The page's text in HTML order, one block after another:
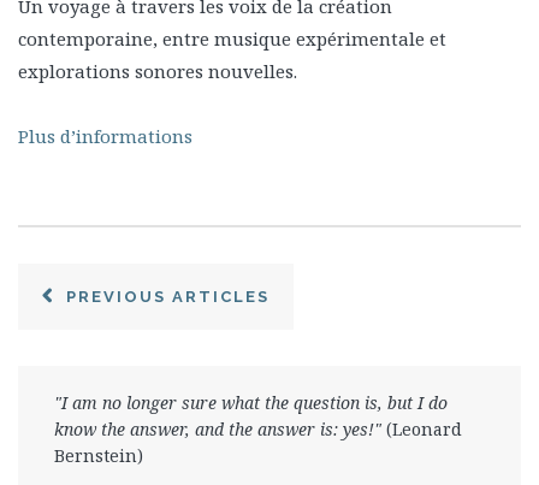
Un voyage à travers les voix de la création
contemporaine, entre musique expérimentale et
explorations sonores nouvelles.
Plus d’informations
PREVIOUS ARTICLES
"I am no longer sure what the question is, but I do
know the answer, and the answer is: yes!" (Leonard
Bernstein)